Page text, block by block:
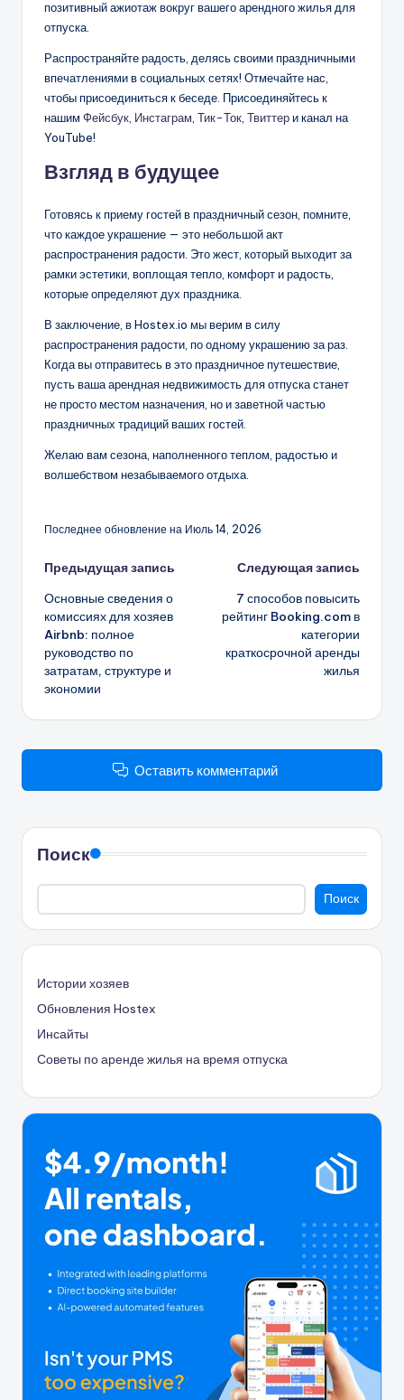
позитивный ажиотаж вокруг вашего арендного жилья для
отпуска.
Распространяйте радость, делясь своими праздничными
впечатлениями в социальных сетях! Отмечайте нас,
чтобы присоединиться к беседе. Присоединяйтесь к
нашим Фейсбук Инстаграм Тик-Ток Твиттери канал на
YouTube!
Взгляд в будущее
Готовясь к приему гостей в праздничный сезон, помните,
что каждое украшение — это небольшой акт
распространения радости. Это жест, который выходит за
рамки эстетики, воплощая тепло, комфорт и радость,
которые определяют дух праздника.
В заключение, в Hostex.io мы верим в силу
распространения радости, по одному украшению за раз.
Когда вы отправитесь в это праздничное путешествие,
пусть ваша арендная недвижимость для отпуска станет
не просто местом назначения, но и заветной частью
праздничных традиций ваших гостей.
Желаю вам сезона, наполненного теплом, радостью и
волшебством незабываемого отдыха.
Последнее обновление на Июль 14, 2026
Навигация
записи
Предыдущая запись
Основные сведения о
комиссиях для хозяев
Airbnb: полное
руководство по
затратам, структуре и
экономии
Следующая запись
7 способов повысить
рейтинг Booking.com в
категории
краткосрочной аренды
жилья
Оставить комментарий
Поиск
Поиск
Истории хозяев
Обновления Hostex
Инсайты
Советы по аренде жилья на время отпуска